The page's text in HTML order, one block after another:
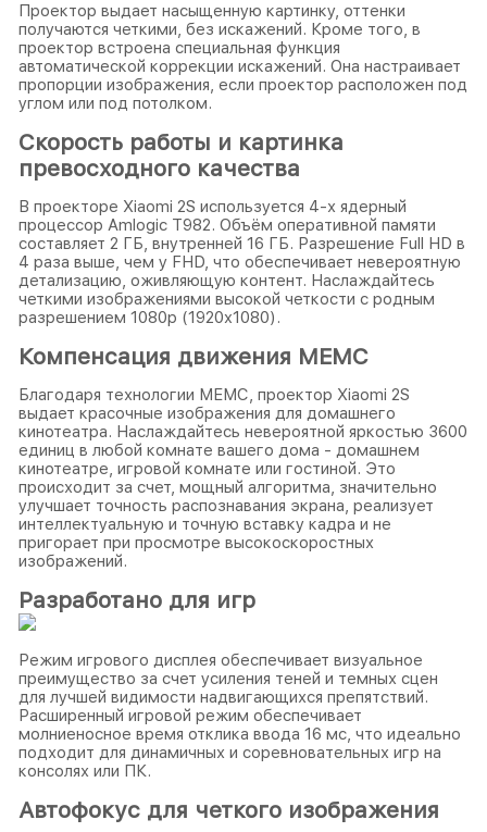
Проектор выдает насыщенную картинку, оттенки
получаются четкими, без искажений. Кроме того, в
проектор встроена специальная функция
автоматической коррекции искажений. Она настраивает
пропорции изображения, если проектор расположен под
углом или под потолком.
Скорость работы и картинка
превосходного качества
В проекторе Xiaomi 2S используется 4-х ядерный
процессор Amlogic T982. Объём оперативной памяти
составляет 2 ГБ, внутренней 16 ГБ. Разрешение Full HD в
4 раза выше, чем у FHD, что обеспечивает невероятную
детализацию, оживляющую контент. Наслаждайтесь
четкими изображениями высокой четкости с родным
разрешением 1080p (1920x1080).
Компенсация движения MEMC
Благодаря технологии MEMC, проектор Xiaomi 2S
выдает красочные изображения для домашнего
кинотеатра. Наслаждайтесь невероятной яркостью 3600
единиц в любой комнате вашего дома - домашнем
кинотеатре, игровой комнате или гостиной. Это
происходит за счет, мощный алгоритма, значительно
улучшает точность распознавания экрана, реализует
интеллектуальную и точную вставку кадра и не
пригорает при просмотре высокоскоростных
изображений.
Разработано для игр
Режим игрового дисплея обеспечивает визуальное
преимущество за счет усиления теней и темных сцен
для лучшей видимости надвигающихся препятствий.
Расширенный игровой режим обеспечивает
молниеносное время отклика ввода 16 мс, что идеально
подходит для динамичных и соревновательных игр на
консолях или ПК.
Автофокус для четкого изображения